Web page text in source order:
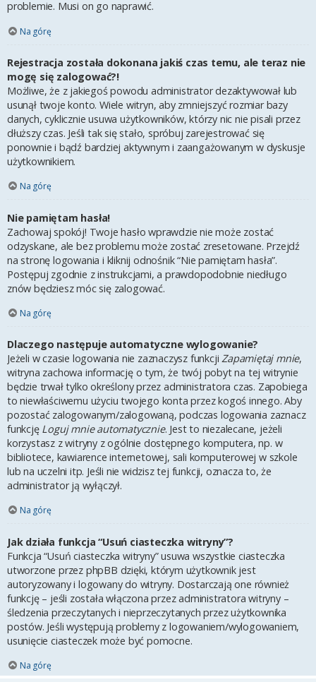
problemie. Musi on go naprawić.
Na górę
Rejestracja została dokonana jakiś czas temu, ale teraz nie
mogę się zalogować?!
Możliwe, że z jakiegoś powodu administrator dezaktywował lub
usunął twoje konto. Wiele witryn, aby zmniejszyć rozmiar bazy
danych, cyklicznie usuwa użytkowników, którzy nic nie pisali przez
dłuższy czas. Jeśli tak się stało, spróbuj zarejestrować się
ponownie i bądź bardziej aktywnym i zaangażowanym w dyskusje
użytkownikiem.
Na górę
Nie pamiętam hasła!
Zachowaj spokój! Twoje hasło wprawdzie nie może zostać
odzyskane, ale bez problemu może zostać zresetowane. Przejdź
na stronę logowania i kliknij odnośnik “Nie pamiętam hasła”.
Postępuj zgodnie z instrukcjami, a prawdopodobnie niedługo
znów będziesz móc się zalogować.
Na górę
Dlaczego następuje automatyczne wylogowanie?
Jeżeli w czasie logowania nie zaznaczysz funkcjiZapamiętaj mnie,
witryna zachowa informację o tym, że twój pobyt na tej witrynie
będzie trwał tylko określony przez administratora czas. Zapobiega
to niewłaściwemu użyciu twojego konta przez kogoś innego. Aby
pozostać zalogowanym/zalogowaną, podczas logowania zaznacz
funkcję Loguj mnie automatycznie. Jest to niezalecane, jeżeli
korzystasz z witryny z ogólnie dostępnego komputera, np. w
bibliotece, kawiarence internetowej, sali komputerowej w szkole
lub na uczelni itp. Jeśli nie widzisz tej funkcji, oznacza to, że
administrator ją wyłączył.
Na górę
Jak działa funkcja “Usuń ciasteczka witryny”?
Funkcja “Usuń ciasteczka witryny” usuwa wszystkie ciasteczka
utworzone przez phpBB dzięki, którym użytkownik jest
autoryzowany i logowany do witryny. Dostarczają one również
funkcję – jeśli została włączona przez administratora witryny –
śledzenia przeczytanych i nieprzeczytanych przez użytkownika
postów. Jeśli występują problemy z logowaniem/wylogowaniem,
usunięcie ciasteczek może być pomocne.
Na górę